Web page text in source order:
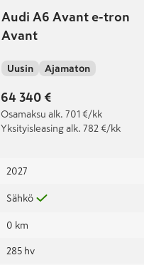
Audi A6 Avant e-tron
Avant
Uusin Ajamaton
64 340 €
Osamaksu alk. 701 €/kk
Yksityisleasing alk. 782 €/kk
2027
Sähkö
0 km
285 hv